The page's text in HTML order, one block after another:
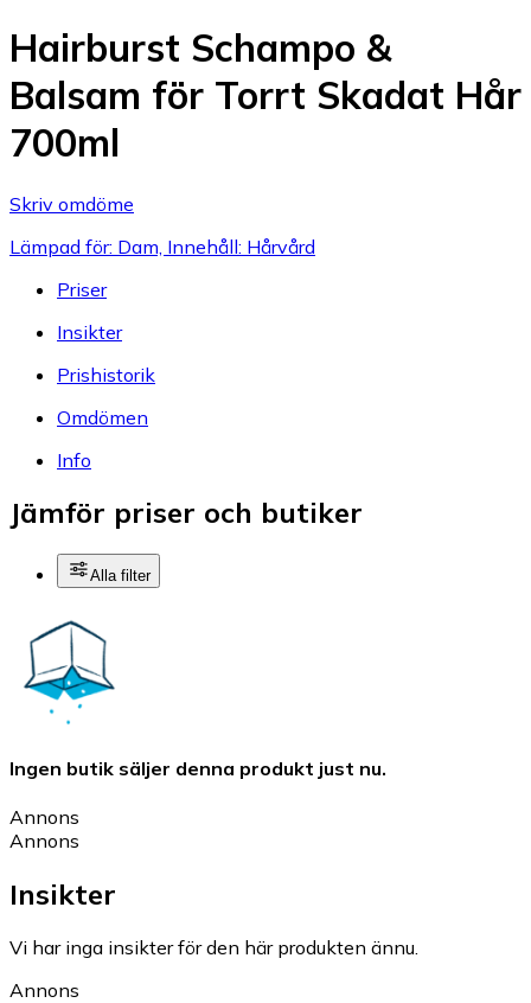
Hairburst Schampo &
Balsam för Torrt Skadat Hår
700ml
Skriv omdöme
Lämpad för: Dam, Innehåll: Hårvård
Priser
Insikter
Prishistorik
Omdömen
Info
Jämför priser och butiker
Alla filter
Ingen butik säljer denna produkt just nu.
Annons
Annons
Insikter
Vi har inga insikter för den här produkten ännu.
Annons